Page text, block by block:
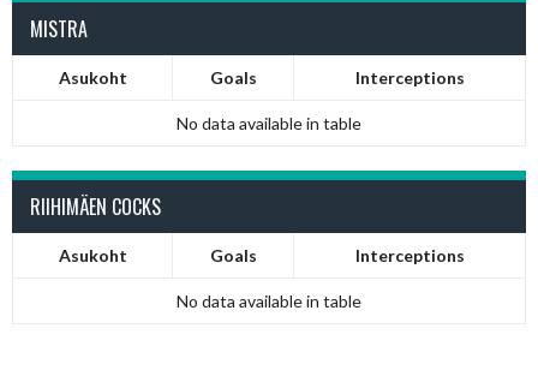
MISTRA
Asukoht Goals Interceptions
No data available in table
RIIHIMÄEN COCKS
Asukoht Goals Interceptions
No data available in table